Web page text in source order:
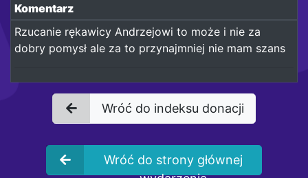
Komentarz
Rzucanie rękawicy Andrzejowi to może i nie za
dobry pomysł ale za to przynajmniej nie mam szans
Wróć do indeksu donacji
Wróć do strony głównej